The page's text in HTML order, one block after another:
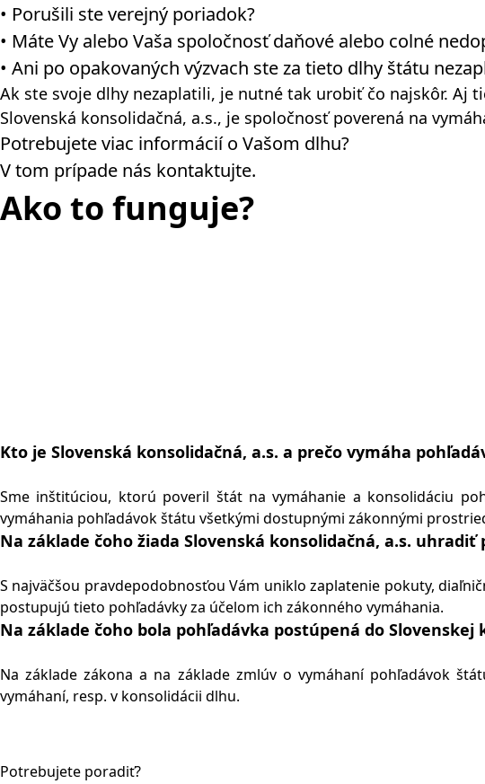
• Porušili ste verejný poriadok?
• Máte Vy alebo Vaša spoločnosť daňové alebo colné
• Ani po opakovaných výzvach ste za tieto dlhy štátu
Ak ste svoje dlhy nezaplatili, je nutné tak urobiť čo najskôr. Aj
Slovenská konsolidačná, a.s., je spoločnosť poverená na
Potrebujete viac informácií o Vašom dlhu?
V tom prípade nás kontaktujte.
Ako to funguje?
Kto je Slovenská konsolidačná, a.s. a prečo vymáha
Sme inštitúciou, ktorú poveril štát na vymáhanie a konsolidáciu
vymáhania pohľadávok štátu všetkými dostupnými zákonnými
Na základe čoho žiada Slovenská konsolidačná, a.s.
S najväčšou pravdepodobnosťou Vám uniklo zaplatenie pokuty,
postupujú tieto pohľadávky za účelom ich zákonného vymáhania.
Na základe čoho bola pohľadávka postúpená do Slovenskej
Na základe zákona a na základe zmlúv o vymáhaní pohľadávok
vymáhaní, resp. v konsolidácii dlhu.
Potrebujete poradiť?